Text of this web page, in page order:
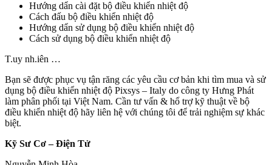
Hướng dẩn cài đặt bộ điều khiển nhiệt độ
Cách đấu bộ điều khiển nhiệt độ
Hướng dẩn sử dụng bộ điều khiển nhiệt độ
Cách sử dụng bộ điều khiển nhiệt độ
T.uy nh.iên …
Bạn sẽ được phục vụ tận răng các yêu cầu cơ bản khi tìm mua và sử
dụng bộ điều khiển nhiệt độ Pixsys – Italy do công ty Hưng Phát
làm phân phối tại Việt Nam. Cần tư vấn & hổ trợ kỹ thuật về bộ
điều khiển nhiệt độ hãy liên hệ với chúng tôi để trải nghiệm sự khác
biệt.
Kỹ Sư Cơ – Điện Tử